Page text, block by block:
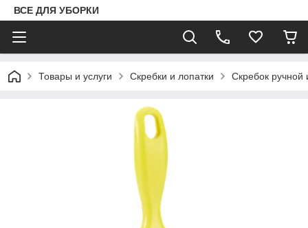
ВСЕ ДЛЯ УБОРКИ
Товары и услуги Скребки и лопатки Скребок